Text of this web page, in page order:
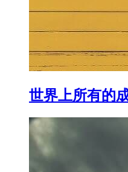
世界上所有的